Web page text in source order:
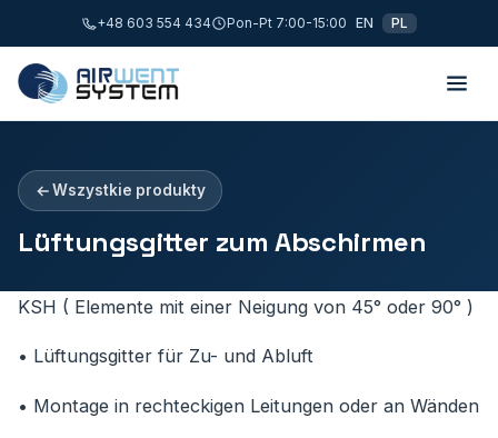
+48 603 554 434 Pon-Pt 7:00-15:00 EN PL
Wszystkie produkty
Lüftungsgitter zum Abschirmen
KSH ( Elemente mit einer Neigung von 45° oder 90° )
• Lüftungsgitter für Zu- und Abluft
• Montage in rechteckigen Leitungen oder an Wänden